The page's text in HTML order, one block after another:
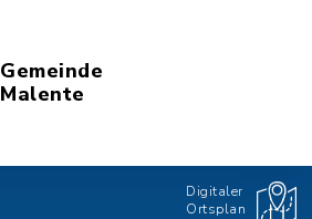
Gemeinde
Malente
Digitaler
Ortsplan